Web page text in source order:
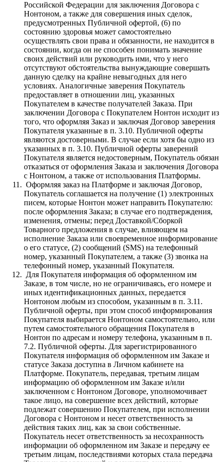
Российской Федерации для заключения Договора с
Нонтоном, а также для совершения иных сделок,
предусмотренных Публичной офертой, (6) по
состоянию здоровья может самостоятельно
осуществлять свои права и обязанности, не находится в
состоянии, когда он не способен понимать значение
своих действий или руководить ими, что у него
отсутствуют обстоятельства вынуждающие совершать
данную сделку на крайне невыгодных для него
условиях. Аналогичные заверения Покупатель
предоставляет в отношении лиц, указанных
Покупателем в качестве получателей Заказа. При
заключении Договора с Покупателем Нонтон исходит из
того, что оформляя Заказ и заключая Договор заверения
Покупателя указанные в п. 3.10. Публичной оферты
являются достоверными. В случае если хотя бы одно из
указанных в п. 3.10. Публичной оферты заверений
Покупателя является недостоверным, Покупатель обязан
отказаться от оформления Заказа и заключения Договора
с Нонтоном, а также от использования Платформы.
Оформляя заказ на Платформе и заключая Договор,
Покупатель соглашается на получение (1) электронных
писем, которые Нонтон может направить Покупателю:
после оформления Заказа; в случае его подтверждения,
изменения, отмены; перед Доставкой/Сборкой
Товарного предложения в случае, влияющем на
исполнение Заказа или своевременное информирование
о его статусе, (2) сообщений (SMS) на телефонный
номер, указанный Покупателем, а также (3) звонка на
телефонный номер, указанный Покупателя.
Для Покупателя информация об оформленном им
Заказе, в том числе, но не ограничиваясь, его номере и
иных идентификационных данных, передается
Нонтоном любым из способом, указанным в п. 3.11.
Публичной оферты, при этом способ информирования
Покупателя выбирается Нонтоном самостоятельно, или
путем самостоятельного обращения Покупателя в
Нонтон по адресам и номеру телефона, указанным в п.
7.2. Публичной оферты. Для зарегистрированного
Покупателя информация об оформленном им Заказе и
статусе Заказа доступна в Личном кабинете на
Платформе. Покупатель, передавая, третьим лицам
информацию об оформленном им Заказе и/или
заключенном с Нонтоном Договоре, уполномочивает
такое лицо, на совершение всех действий, которые
подлежат совершению Покупателем, при исполнении
Договора с Нонтоном и несет ответственность за
действия таких лиц, как за свои собственные.
Покупатель несет ответственность за несохранность
информации об оформленном им Заказе и передачу ее
третьим лицам, последствиями которых стала передача